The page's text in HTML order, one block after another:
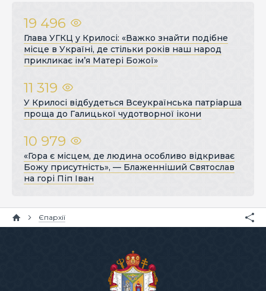
19 496
Глава УГКЦ у Крилосі: «Важко знайти подібне
місце в Україні, де стільки років наш народ
прикликає ім’я Матері Божої»
11 319
У Крилосі відбудеться Всеукраїнська патріарша
проща до Галицької чудотворної ікони
10 979
«Гора є місцем, де людина особливо відкриває
Божу присутність», — Блаженніший Святослав
на горі Піп Іван
Єпархії